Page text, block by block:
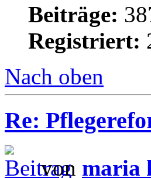
Beiträge:
Registriert:
Nach oben
Re:
von maria